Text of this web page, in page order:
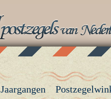
Jaargangen